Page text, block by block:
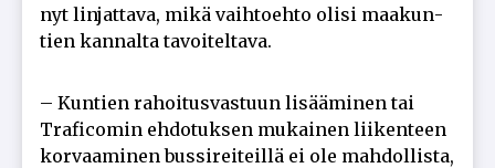
nyt lin­jat­ta­va, mikä vaih­to­eh­to oli­si maa­kun­
tien kan­nal­ta ta­voi­tel­ta­va.
– Kun­tien ra­hoi­tus­vas­tuun li­sää­mi­nen tai
Tra­fi­co­min eh­do­tuk­sen mu­kai­nen lii­ken­teen
kor­vaa­mi­nen bus­si­rei­teil­lä ei ole mah­dol­lis­ta,